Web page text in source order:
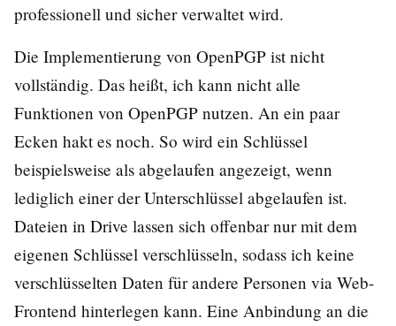
professionell und sicher verwaltet wird.
Die Implementierung von OpenPGP ist nicht
vollständig. Das heißt, ich kann nicht alle
Funktionen von OpenPGP nutzen. An ein paar
Ecken hakt es noch. So wird ein Schlüssel
beispielsweise als abgelaufen angezeigt, wenn
lediglich einer der Unterschlüssel abgelaufen ist.
Dateien in Drive lassen sich offenbar nur mit dem
eigenen Schlüssel verschlüsseln, sodass ich keine
verschlüsselten Daten für andere Personen via Web-
Frontend hinterlegen kann. Eine Anbindung an die